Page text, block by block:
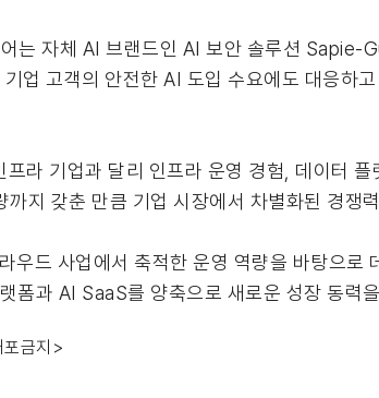
는 자체 AI 브랜드인 AI 보안 솔루션
고객의 안전한 AI 도입 수요에도 대응하
라 기업과 달리 인프라 운영 경험, 데이터
까지 갖춘 만큼 기업 시장에서 차별화된 경쟁
우드 사업에서 축적한 운영 역량을 바탕으
폼과 AI SaaS를 양축으로 새로운 성장 동력
금지>